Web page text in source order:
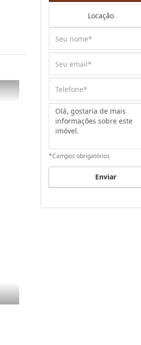
Locação
Mensagem:
*Campos obrigatórios
Enviar